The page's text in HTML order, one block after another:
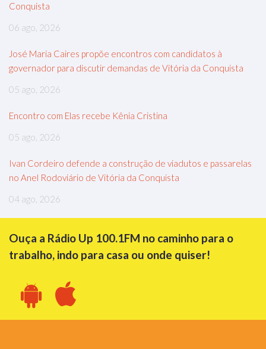
Conquista
06 ago, 2026
José Maria Caires propõe encontros com candidatos à
governador para discutir demandas de Vitória da Conquista
05 ago, 2026
Encontro com Elas recebe Kênia Cristina
05 ago, 2026
Ivan Cordeiro defende a construção de viadutos e passarelas
no Anel Rodoviário de Vitória da Conquista
04 ago, 2026
Ouça a Rádio Up 100.1FM no caminho para o
trabalho, indo para casa ou onde quiser!